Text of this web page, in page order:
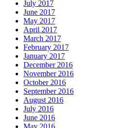
July 2017
June 2017
May 2017
April 2017
March 2017
February 2017
January 2017
December 2016
November 2016
October 2016
September 2016
August 2016
July 2016
June 2016
May 2016